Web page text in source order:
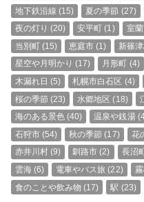
地下鉄沿線 (15) 夏の季節 (27)
夜の灯り (20) 安平町 (1) 室
当別町(15) 恵庭市 (1) 新篠
星空や月明かり (17) 月形町 (4)
木漏れ日 (5) 札幌市白石区 (4)
桜の季節 (23) 水郷地区 (18)
海のある景色(40) 温泉や銭湯
石狩市(54) 秋の季節 (17) 花
赤井川村(9) 釧路市 (2) 長沼
雲海(6) 電車やバス旅 (22)
食のことや飲み物 (17) 駅 (23)